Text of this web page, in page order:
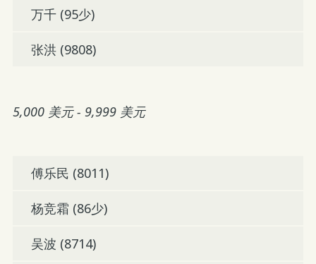
万千 (95少)
张洪 (9808)
5,000 美元 - 9,999 美元
傅乐民 (8011)
杨竞霜 (86少)
吴波 (8714)